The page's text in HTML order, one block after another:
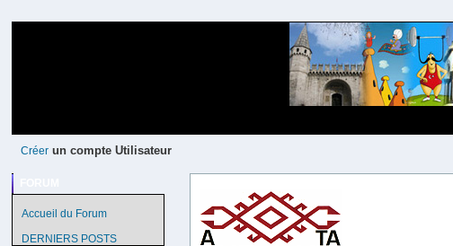
Créer un compte Utilisateur
Accueil du Forum
DERNIERS POSTS